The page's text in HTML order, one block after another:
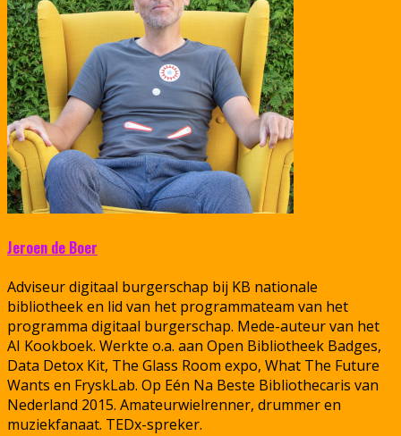
Jeroen de Boer
Adviseur digitaal burgerschap bij KB nationale
bibliotheek en lid van het programmateam van het
programma digitaal burgerschap. Mede-auteur van het
AI Kookboek. Werkte o.a. aan Open Bibliotheek Badges,
Data Detox Kit, The Glass Room expo, What The Future
Wants en FryskLab. Op Eén Na Beste Bibliothecaris van
Nederland 2015. Amateurwielrenner, drummer en
muziekfanaat. TEDx-spreker.